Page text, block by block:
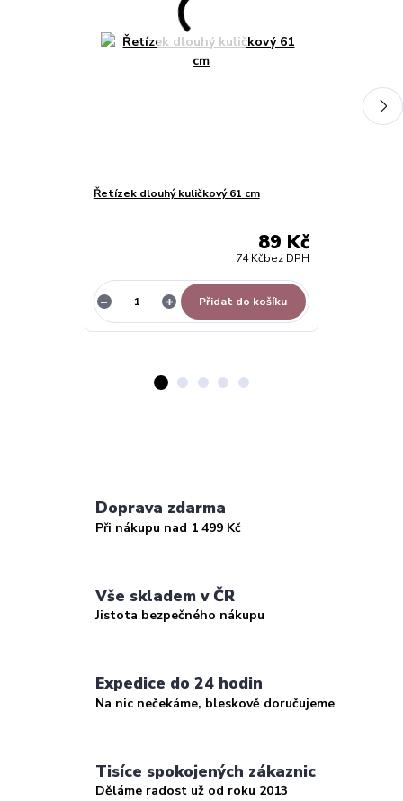
Řetízek dlouhý kuličkový 61 cm
89 Kč
74 Kčbez DPH
Přidat do košíku
Doprava zdarma
Při nákupu nad 1 499 Kč
Vše skladem v ČR
Jistota bezpečného nákupu
Expedice do 24 hodin
Na nic nečekáme, bleskově doručujeme
Tisíce spokojených zákaznic
Děláme radost už od roku 2013